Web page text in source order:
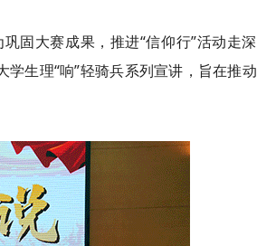
固大赛成果，推进“信仰行”活动走
生理“响”轻骑兵系列宣讲，旨在推